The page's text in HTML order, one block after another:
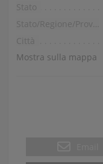
Stato
Città
Mostra sulla mappa